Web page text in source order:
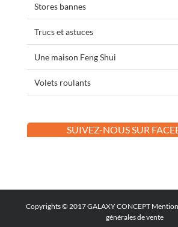
Stores bannes
Trucs et astuces
Une maison Feng Shui
Volets roulants
SUIVEZ-NOUS SUR
Copyrights © 2017 GALAXY CONCEPT
générales de vente